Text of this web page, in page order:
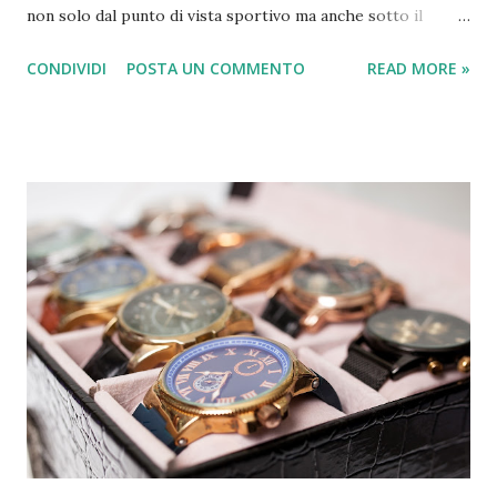
non solo dal punto di vista sportivo ma anche sotto il
post-pandemica e di rinnovate ambizioni europee, l'analisi
Serie A si conferma un comparto industriale di primo
livello, capace di generare un impatto significativo sul PIL
nazionale, stimato in oltre 11 miliardi di euro considerando
effetti diretti, indiretti e indotti, e sostenendo quasi
130.000 posti di lavoro. La stagione 2022-2023 è stata
particolarmente ricca di eventi sportivi di rilievo. Il Napoli
ha conquistato il suo terzo Scudetto a 33 anni dall'ultimo
trionfo, un successo storico che ha avuto un impatto
notevole anche sui conti de...
CONDIVIDI POSTA UN COMMENTO READ MORE »